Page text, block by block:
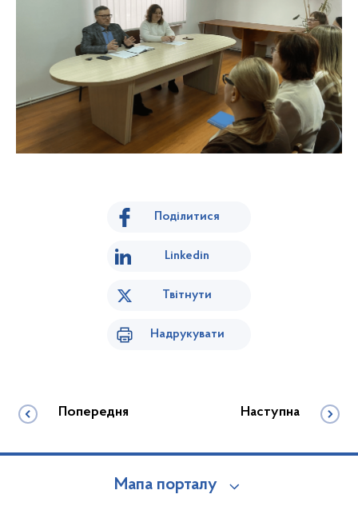
Поділитися
Linkedin
Твітнути
Надрукувати
Попередня Наступна
Мапа порталу